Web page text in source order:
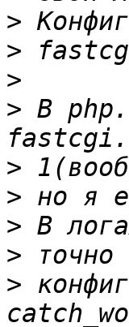
>
>
>
> В
>
>
>
>
>